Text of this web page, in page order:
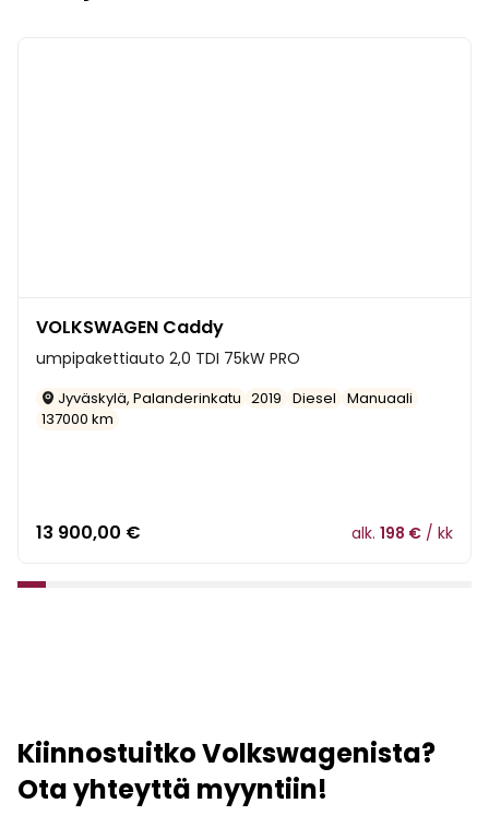
VOLKSWAGEN Caddy
umpipakettiauto 2,0 TDI 75kW PRO
Jyväskylä, Palanderinkatu 2019 Diesel Manuaali
137000 km
13 900,00 € alk. 198 € / kk
1
Kiinnostuitko Volkswagenista?
Ota yhteyttä myyntiin!